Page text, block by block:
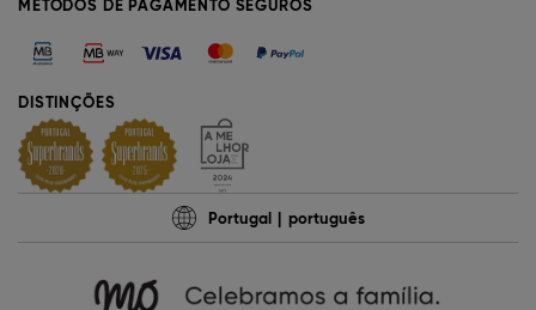
MÉTODOS DE PAGAMENTO SEGUROS
DISTINÇÕES
Portugal português